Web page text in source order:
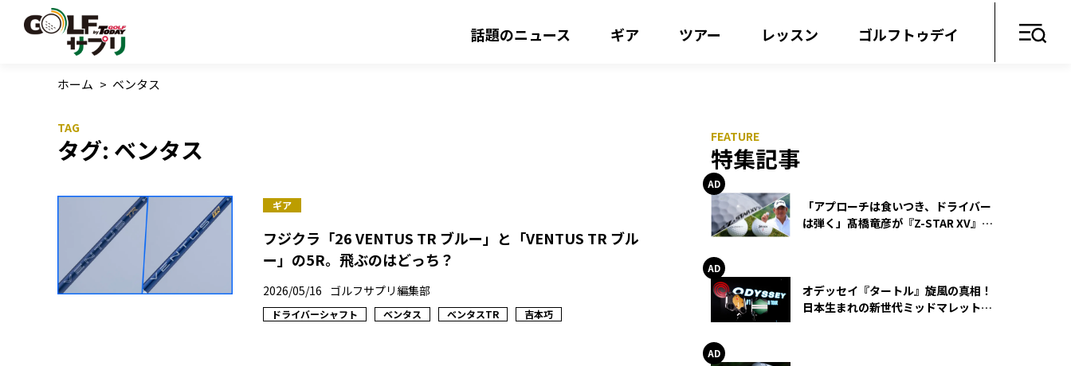
話題のニュース ギア ツアー レッスン ゴルフトゥデイ
ホーム > ベンタス
タグ: ベンタス
ギア
フジクラ「26 VENTUS TR ブルー」と「VENTUS TR ブル
ー」の5R。飛ぶのはどっち？
2026/05/16 ゴルフサプリ編集部
ドライバーシャフト ベンタス ベンタスTR 吉本巧
特集記事
「アプローチは食いつき、ドライバー
は弾く」髙橋竜彦が『Z-STAR XV』を
オデッセイ『タートル』旋風の真相！
日本生まれの新世代ミッドマレットが